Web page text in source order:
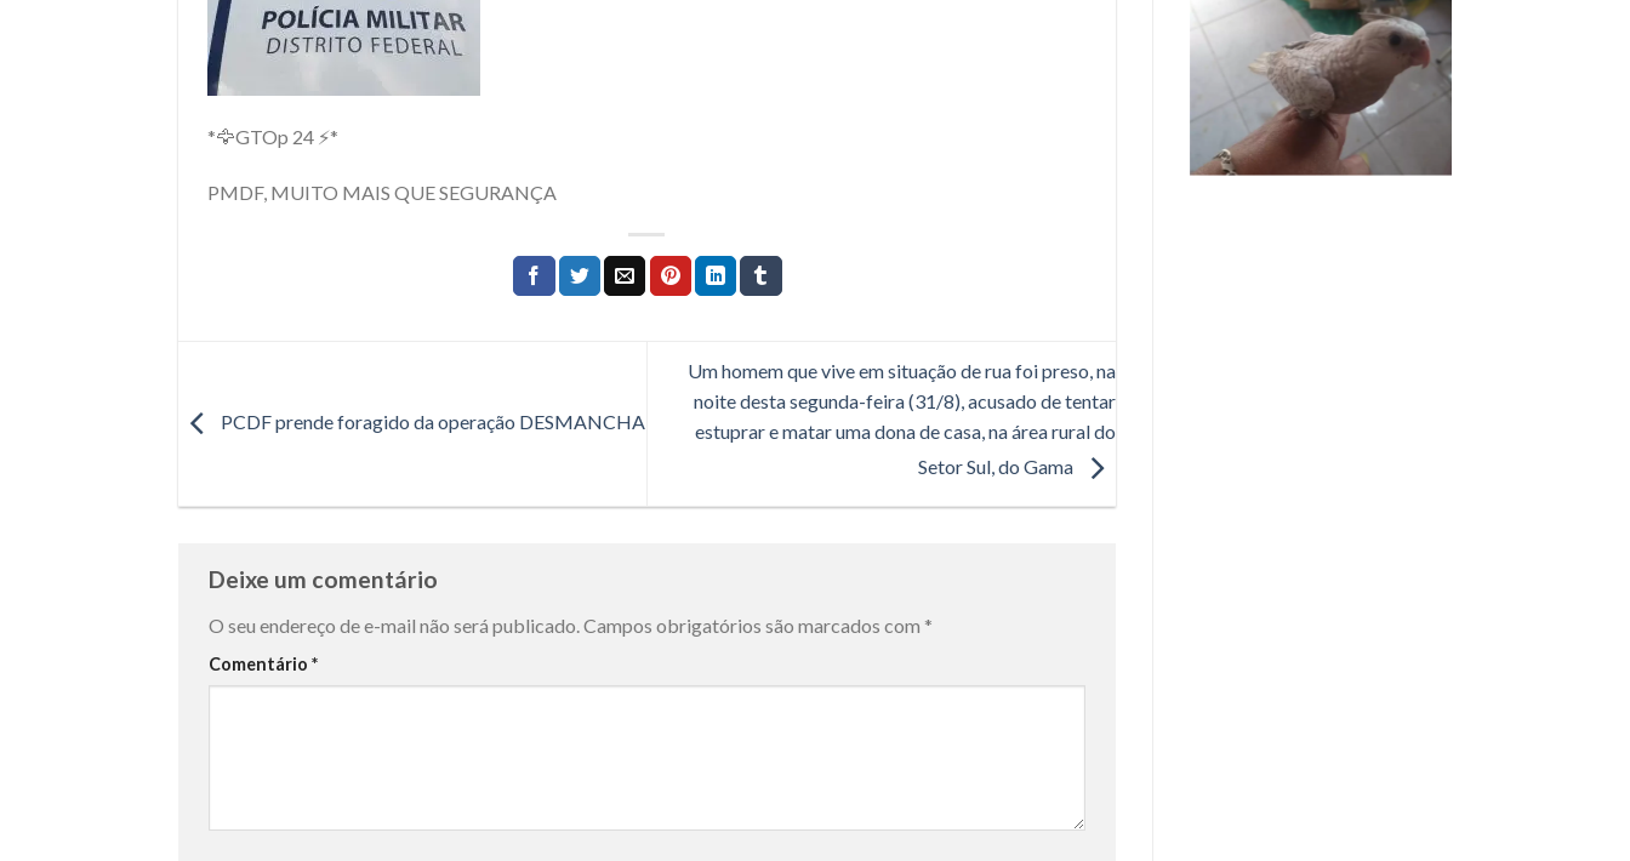
*🦅GTOp 24 ⚡*
PMDF, MUITO MAIS QUE SEGURANÇA
PCDF prende foragido da operação DESMANCHA
Um homem que vive em situação de rua foi preso, na
noite desta segunda-feira (31/8), acusado de tentar
estuprar e matar uma dona de casa, na área rural do
Setor Sul, do Gama
Deixe um comentário
O seu endereço de e-mail não será publicado.Campos obrigatórios são marcados com *
Comentário *